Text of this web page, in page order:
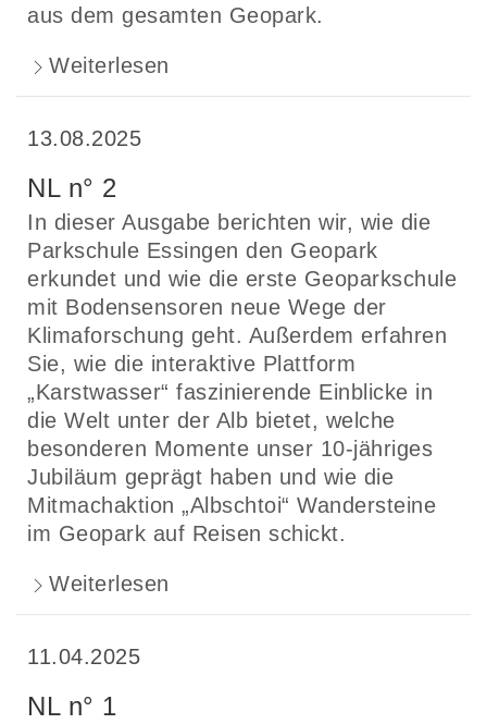
aus dem gesamten Geopark.
Weiterlesen
13.08.2025
NL n° 2
In dieser Ausgabe berichten wir, wie die
Parkschule Essingen den Geopark
erkundet und wie die erste Geoparkschule
mit Bodensensoren neue Wege der
Klimaforschung geht. Außerdem erfahren
Sie, wie die interaktive Plattform
„Karstwasser“ faszinierende Einblicke in
die Welt unter der Alb bietet, welche
besonderen Momente unser 10-jähriges
Jubiläum geprägt haben und wie die
Mitmachaktion „Albschtoi“ Wandersteine
im Geopark auf Reisen schickt.
Weiterlesen
11.04.2025
NL n° 1